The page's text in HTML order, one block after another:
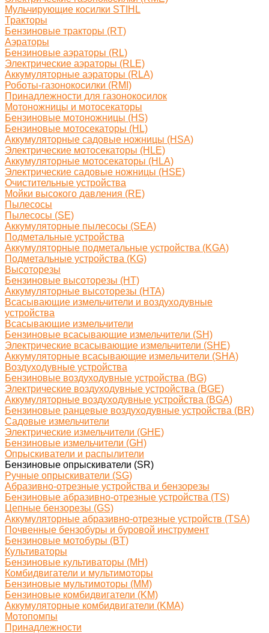
Мульчирующие косилки STIHL
Тракторы
Бензиновые тракторы (RT)
Аэраторы
Бензиновые аэраторы (RL)
Электрические аэраторы (RLE)
Аккумуляторные аэраторы (RLA)
Роботы-газонокосилки (RMI)
Принадлежности для газонокосилок
Мотоножницы и мотосекаторы
Бензиновые мотоножницы (HS)
Бензиновые мотосекаторы (HL)
Аккумуляторные садовые ножницы (HSA)
Электрические мотосекаторы (HLE)
Аккумуляторные мотосекаторы (HLA)
Электрические садовые ножницы (HSE)
Очистительные устройства
Мойки высокого давления (RE)
Пылесосы
Пылесосы (SE)
Аккумуляторные пылесосы (SEA)
Подметальные устройства
Аккумуляторные подметальные устройства (KGA)
Подметальные устройства (KG)
Высоторезы
Бензиновые высоторезы (HT)
Аккумуляторные высоторезы (HTA)
Всасывающие измельчители и воздуходувные
устройства
Всасывающие измельчители
Бензиновые всасывающие измельчители (SH)
Электрические всасывающие измельчители (SHE)
Аккумуляторные всасывающие измельчители (SHA)
Воздуходувные устройства
Бензиновые воздуходувные устройства (BG)
Электрические воздуходувные устройства (BGE)
Аккумуляторные воздуходувные устройства (BGA)
Бензиновые ранцевые воздуходувные устройства (BR)
Садовые измельчители
Электрические измельчители (GHE)
Бензиновые измельчители (GH)
Опрыскиватели и распылители
Бензиновые опрыскиватели (SR)
Ручные опрыскиватели (SG)
Абразивно-отрезные устройства и бензорезы
Бензиновые абразивно-отрезные устройства (TS)
Цепные бензорезы (GS)
Аккумуляторные абразивно-отрезные устройств (TSA)
Почвенные бензобуры и буровой инструмент
Бензиновые мотобуры (BT)
Культиваторы
Бензиновые культиваторы (MH)
Комбидвигатели и мультимоторы
Бензиновые мультимоторы (MM)
Бензиновые комбидвигатели (KM)
Аккумуляторные комбидвигатели (KMA)
Мотопомпы
Принадлежности